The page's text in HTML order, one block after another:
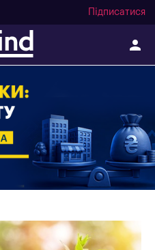
Підписатися